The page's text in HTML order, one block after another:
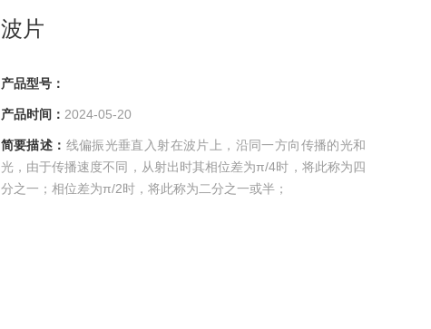
波片
产品型号：
产品时间： 2024-05-20
简要描述： 线偏振光垂直入射在波片上，沿同一方向传播的光和
光，由于传播速度不同，从射出时其相位差为π/4时，将此称为四
分之一；相位差为π/2时，将此称为二分之一或半；